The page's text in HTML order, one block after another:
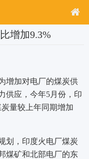
增加9.3%
加对电厂的煤炭供
供应，今年5月份，印
炭量较上年同期增加
，印度火电厂煤炭
煤矿和北部电厂的东